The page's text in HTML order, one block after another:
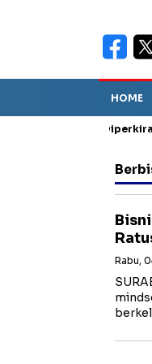
HOME
Sebut TPA Diperkirakan
Rabu,